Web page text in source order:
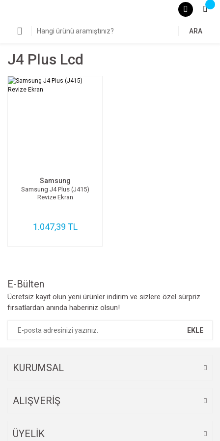
ARA
J4 Plus Lcd
Samsung
Samsung J4 Plus (J415)
Revize Ekran
1.047,39 TL
E-Bülten
Ücretsiz kayıt olun yeni ürünler indirim ve sizlere özel sürpriz
fırsatlardan anında haberiniz olsun!
EKLE
KURUMSAL
ALIŞVERİŞ
ÜYELİK